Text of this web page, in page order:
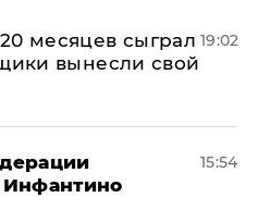
месяцев сыграл
вынесли свой
19:02
15:54